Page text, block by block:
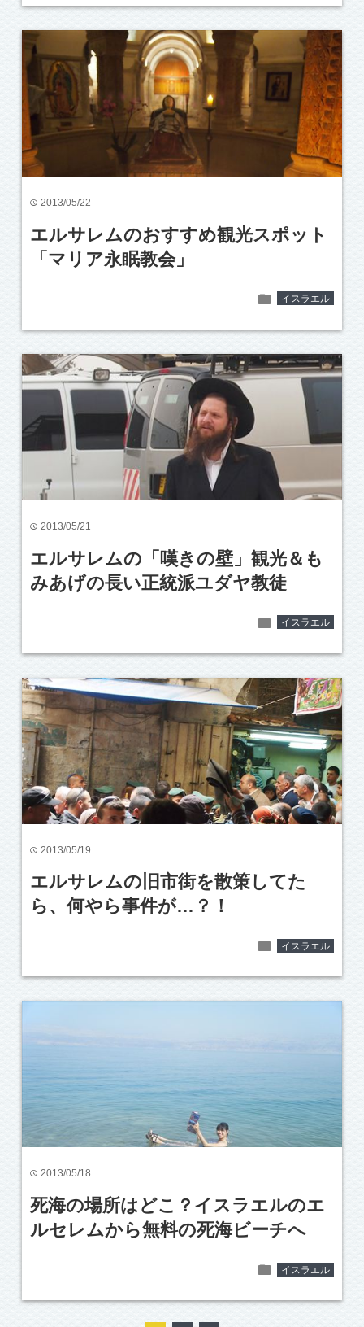
time 2013/05/22
エルサレムのおすすめ観光スポット
「マリア永眠教会」
folder イスラエル
time 2013/05/21
エルサレムの「嘆きの壁」観光＆も
みあげの長い正統派ユダヤ教徒
folder イスラエル
time 2013/05/19
エルサレムの旧市街を散策してた
ら、何やら事件が…？！
folder イスラエル
time 2013/05/18
死海の場所はどこ？イスラエルのエ
ルセレムから無料の死海ビーチへ
folder イスラエル